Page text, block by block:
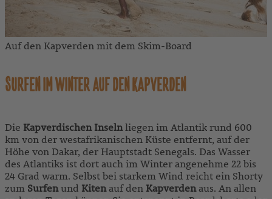
Auf den Kapverden mit dem Skim-Board
SURFEN IM WINTER AUF DEN KAPVERDEN
Die Kapverdischen Inselnliegen im Atlantik rund 600
km von der westafrikanischen Küste entfernt, auf der
Höhe von Dakar, der Hauptstadt Senegals. Das Wasser
des Atlantiks ist dort auch im Winter angenehme 22 bis
24 Grad warm. Selbst bei starkem Wind reicht ein Shorty
zum Surfenund Kitenauf den Kapverdenaus. An allen